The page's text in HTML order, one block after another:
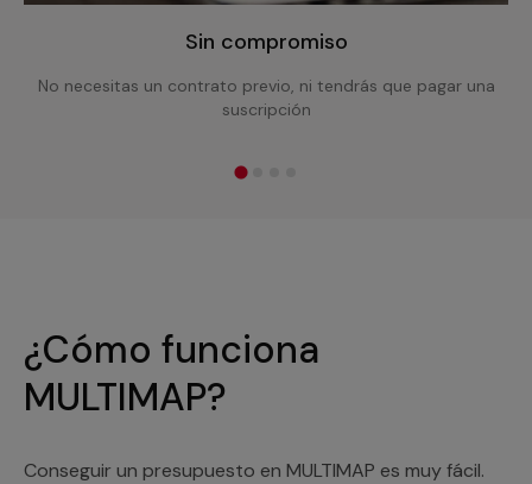
Sin compromiso
No necesitas un contrato previo, ni tendrás que pagar una
suscripción
¿Cómo funciona
MULTIMAP?
Conseguir un presupuesto en MULTIMAP es muy fácil.